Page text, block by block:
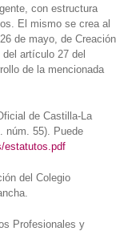
con estructura
El mismo se crea al
de mayo, de Creación
artículo 27 del
de la mencionada
de Castilla-La
núm. 55). Puede
estatutos.pdf
del Colegio
Profesionales y